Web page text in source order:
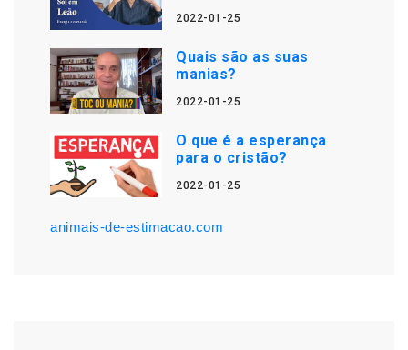
2022-01-25
Quais são as suas
manias?
2022-01-25
O que é a esperança
para o cristão?
2022-01-25
animais-de-estimacao.com